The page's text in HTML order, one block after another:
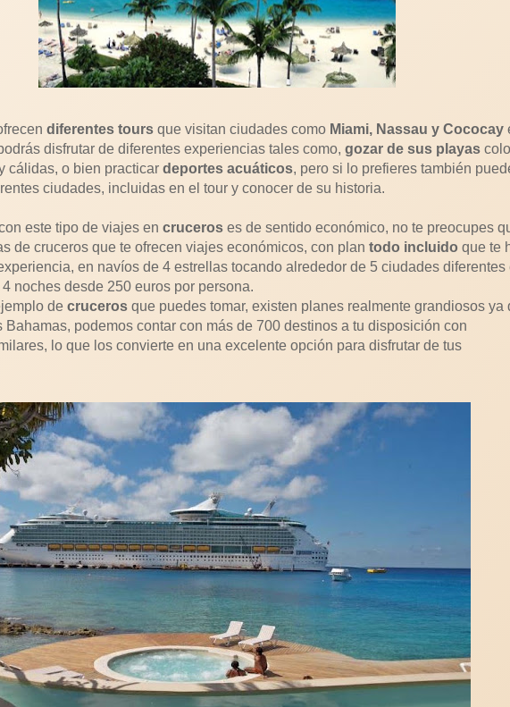
diferentes tours que visitan ciudades como Miami, Nassau y Cococay
disfrutar de diferentes experiencias tales como, gozar de sus playas
cálidas, o bien practicar deportes acuáticos, pero si lo prefieres también
ciudades, incluidas en el tour y conocer de su historia.
este tipo de viajes en cruceros es de sentido económico, no te preocupes
de cruceros que te ofrecen viajes económicos, con plan todo incluido que te
en navíos de 4 estrellas tocando alrededor de 5 ciudades diferentes
noches desde 250 euros por persona.
de cruceros que puedes tomar, existen planes realmente grandiosos ya
Bahamas, podemos contar con más de 700 destinos a tu disposición con
lo que los convierte en una excelente opción para disfrutar de tus